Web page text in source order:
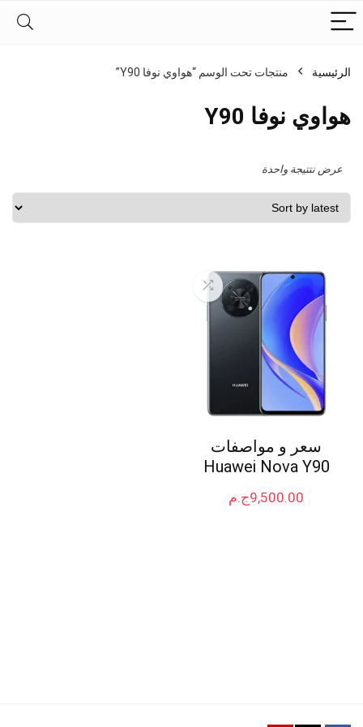
الرئيسية منتجات تحت الوسم “هواوي نوفا Y90”
هواوي نوفا Y90
عرض نتتيجة واحدة
سعر و مواصفات
Huawei Nova Y90
ج.م9,500.00